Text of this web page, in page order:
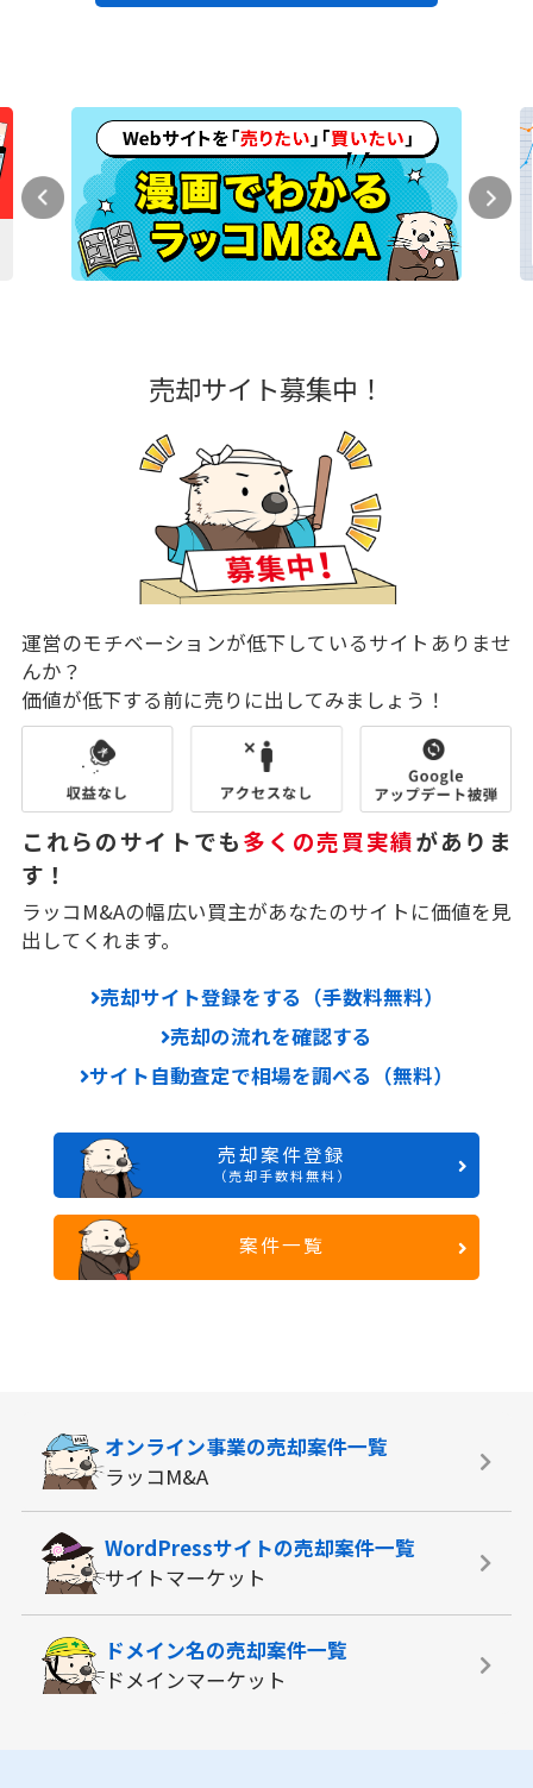
売却サイト募集中！
運営のモチベーションが低下しているサイトありませ
んか？
価値が低下する前に売りに出してみましょう！
これらのサイトでも多くの売買実績がありま
す！
ラッコM&Aの幅広い買主があなたのサイトに価値を見
出してくれます。
売却サイト登録をする（手数料無料）
売却の流れを確認する
サイト自動査定で相場を調べる（無料）
売却案件登録
（売却手数料無料）
案件一覧
オンライン事業の売却案件一覧
ラッコM&A
WordPressサイトの売却案件一覧
サイトマーケット
ドメイン名の売却案件一覧
ドメインマーケット